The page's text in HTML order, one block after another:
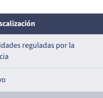
reguladas por la
Acreditados